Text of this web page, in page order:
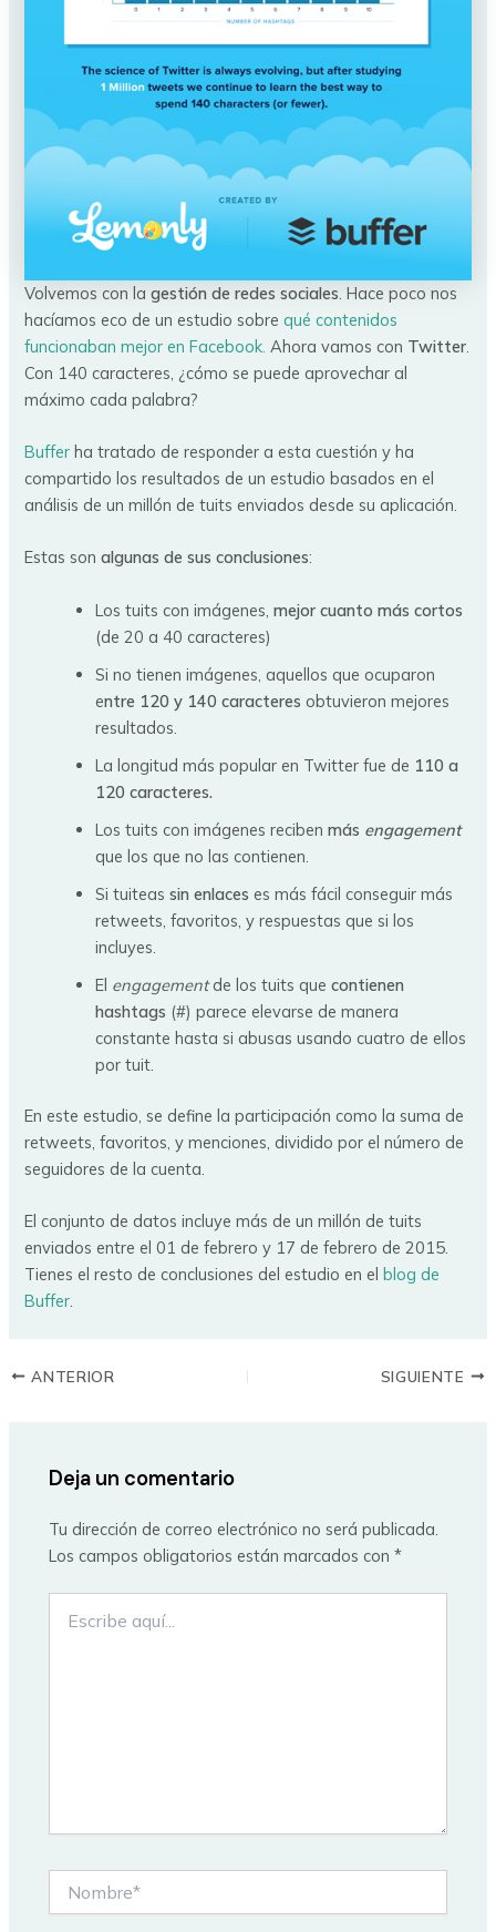
Volvemos con lagestión de redes sociales . Hace poco nos
hacíamos eco de un estudio sobrequé contenidos
funcionaban mejor en Facebook. Ahora vamos con Twitter
Con 140 caracteres, ¿cómo se puede aprovechar al
máximo cada palabra?
Buffer ha tratado de responder a esta cuestión y ha
compartido los resultados de un estudio basados en el
análisis de un millón de tuits enviados desde su aplicación.
Estas sonalgunas de sus conclusiones:
Los tuits con imágenes,mejor cuanto más cortos
(de 20 a 40 caracteres)
Si no tienen imágenes, aquellos que ocuparon
entre 120 y 140 caracteres obtuvieron mejores
resultados.
La longitud más popular en Twitter fue de 110 a
120 caracteres.
Los tuits con imágenes recibenmás engagement
que los que no las contienen.
Si tuiteassin enlaces es más fácil conseguir más
retweets, favoritos, y respuestas que si los
incluyes.
El engagementde los tuits quecontienen
hashtags (#) parece elevarse de manera
constante hasta si abusas usando cuatro de ellos
por tuit.
En este estudio, se define la participación como la suma de
retweets, favoritos, y menciones, dividido por el número de
seguidores de la cuenta.
El conjunto de datos incluye más de un millón de tuits
enviados entre el 01 de febrero y 17 de febrero de 2015.
Tienes el resto de conclusiones del estudio en elblog de
Buffer.
ANTERIOR SIGUIENTE
Deja un comentario
Tu dirección de correo electrónico no será publicada.
Los campos obligatorios están marcados con*
aquí...